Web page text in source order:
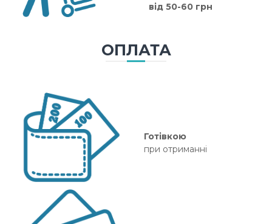
від 50-60 грн
ОПЛАТА
Готівкою
при отриманні